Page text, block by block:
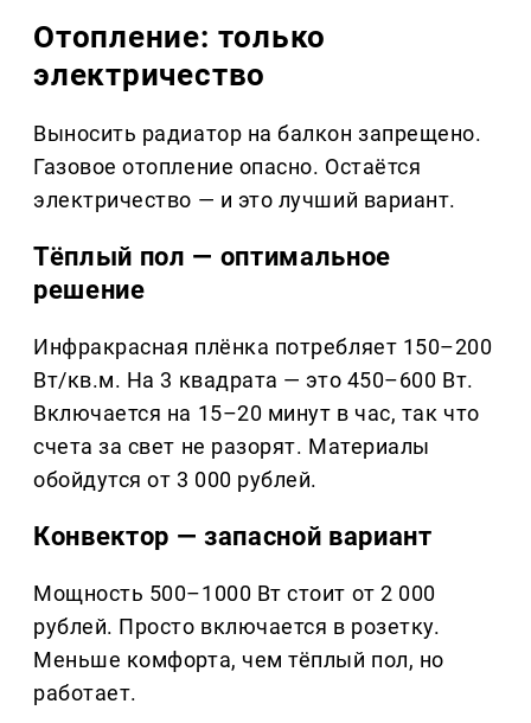
Отопление: только
электричество
Выносить радиатор на балкон запрещено.
Газовое отопление опасно. Остаётся
электричество — и это лучший вариант.
Тёплый пол — оптимальное
решение
Инфракрасная плёнка потребляет 150–200
Вт/кв.м. На 3 квадрата — это 450–600 Вт.
Включается на 15–20 минут в час, так что
счета за свет не разорят. Материалы
обойдутся от 3 000 рублей.
Конвектор — запасной вариант
Мощность 500–1000 Вт стоит от 2 000
рублей. Просто включается в розетку.
Меньше комфорта, чем тёплый пол, но
работает.